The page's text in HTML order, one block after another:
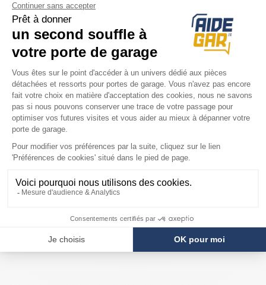
COMPATIBILITÉ
Porte Hörmann
N80 Avec Portillon
F80